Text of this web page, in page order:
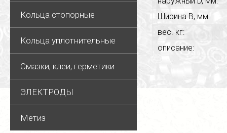
Кольца стопорные
Кольца уплотнительные
Смазки, клеи, герметики
ЭЛЕКТРОДЫ
Метиз
Ширина В, мм:
вес. кг:
описание: